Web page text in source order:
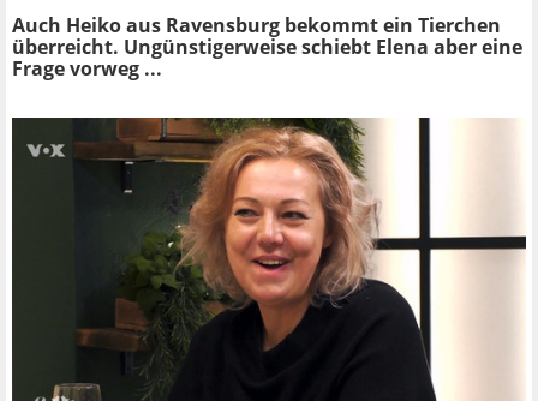
Auch Heiko aus Ravensburg bekommt ein Tierchen
überreicht. Ungünstigerweise schiebt Elena aber eine
Frage vorweg ...